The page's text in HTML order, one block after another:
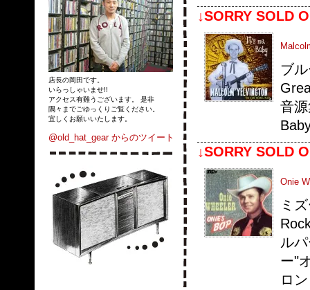
店長の岡田です。
いらっしゃいませ!!
アクセス有難うございます。 是非
隅々までごゆっくりご覧ください。
宜しくお願いいたします。
@old_hat_gear からのツイート
↓SORRY SOLD
ブ
音
↓SORRY SOLD
Onie
ミ
ル
ー"
ロ